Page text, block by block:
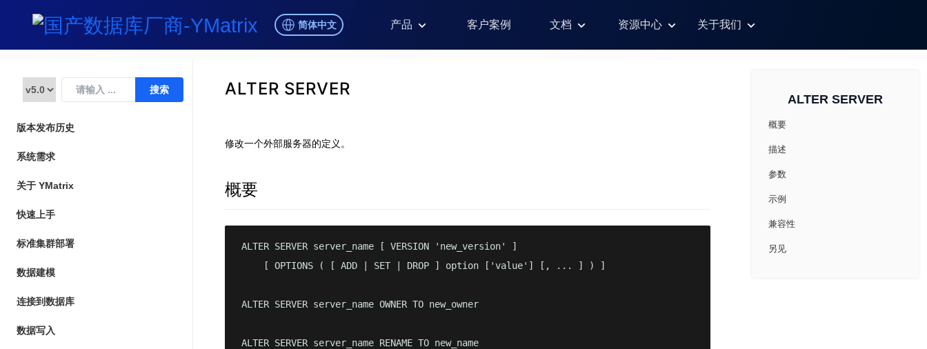
简体中文 产品 客户案例 文档 资源中心 关于我们
版本发布历史
系统需求
关于 YMatrix
快速上手
标准集群部署
数据建模
连接到数据库
数据写入
ALTER SERVER
修改一个外部服务器的定义。
概要
ALTER SERVER server_name [ VERSION 'new_version' ]
    [ OPTIONS ( [ ADD | SET | DROP ] option ['value'] [, ... ] ) ]
ALTER SERVER server_name OWNER TO new_owner
ALTER SERVER server_name RENAME TO new_name
ALTER SERVER
概要
描述
参数
示例
兼容性
另见